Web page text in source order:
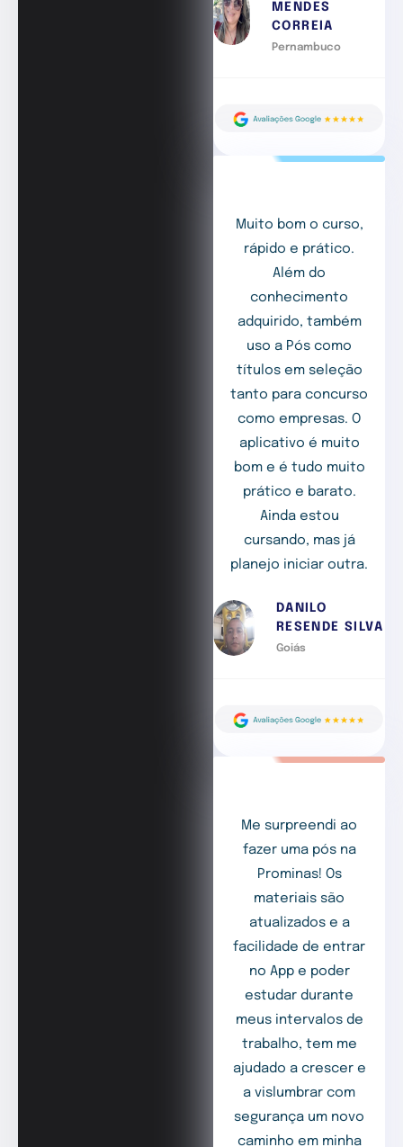
MENDES
CORREIA
Pernambuco
Muito bom o curso,
rápido e prático.
Além do
conhecimento
adquirido, também
uso a Pós como
títulos em seleção
tanto para concurso
como empresas. O
aplicativo é muito
bom e é tudo muito
prático e barato.
Ainda estou
cursando, mas já
planejo iniciar outra.
DANILO
RESENDE SILVA
Goiás
Me surpreendi ao
fazer uma pós na
Prominas! Os
materiais são
atualizados e a
facilidade de entrar
no App e poder
estudar durante
meus intervalos de
trabalho, tem me
ajudado a crescer e
a vislumbrar com
segurança um novo
caminho em minha